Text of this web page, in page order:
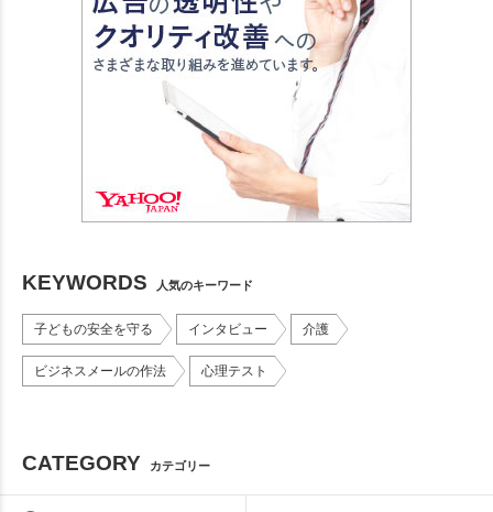
KEYWORDS 人気のキーワード
子どもの安全を守る インタビュー 介護
ビジネスメールの作法 心理テスト
CATEGORY カテゴリー